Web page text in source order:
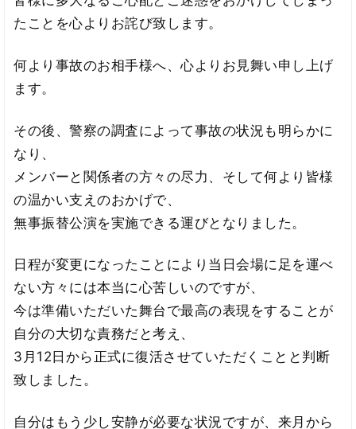
たことを心よりお詫び致します。
何より事故のお相手様へ、心よりお見舞い申し上げ
ます。
その後、警察の調査によって事故の状況も明らかに
なり、
メンバーと関係者の方々の尽力、そして何より皆様
の温かい支えのおかげで、
無事振替公演を実施できる運びとなりました。
日程が変更になったことにより当日会場に足を運べ
ない方々には本当に心苦しいのですが、
今は準備いただいた舞台で最高の表現をすることが
自分の大切な責務だと考え、
3月12日から正式に復活させていただくことと判断
致しました。
自分はもう少し安静が必要な状況ですが、来月から